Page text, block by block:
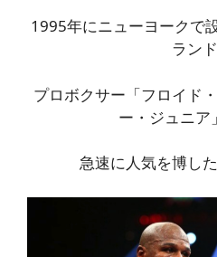
1995年にニューヨークで
ラン
プロボクサー「フロイド
ー・ジュニア
急速に人気を博し